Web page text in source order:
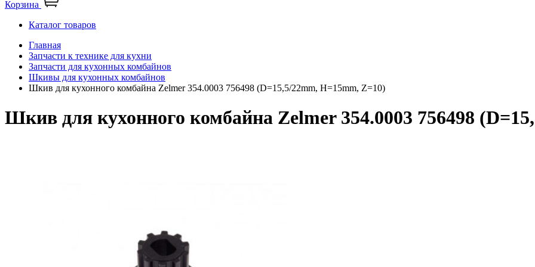
Корзина
Каталог товаров
Главная
Запчасти к технике для кухни
Запчасти для кухонных комбайнов
Шкивы для кухонных комбайнов
Шкив для кухонного комбайна Zelmer 354.0003 756498 (D=15,5/22mm, H=15mm, Z=10)
Шкив для кухонного комбайна Zelmer 354.0003 756498